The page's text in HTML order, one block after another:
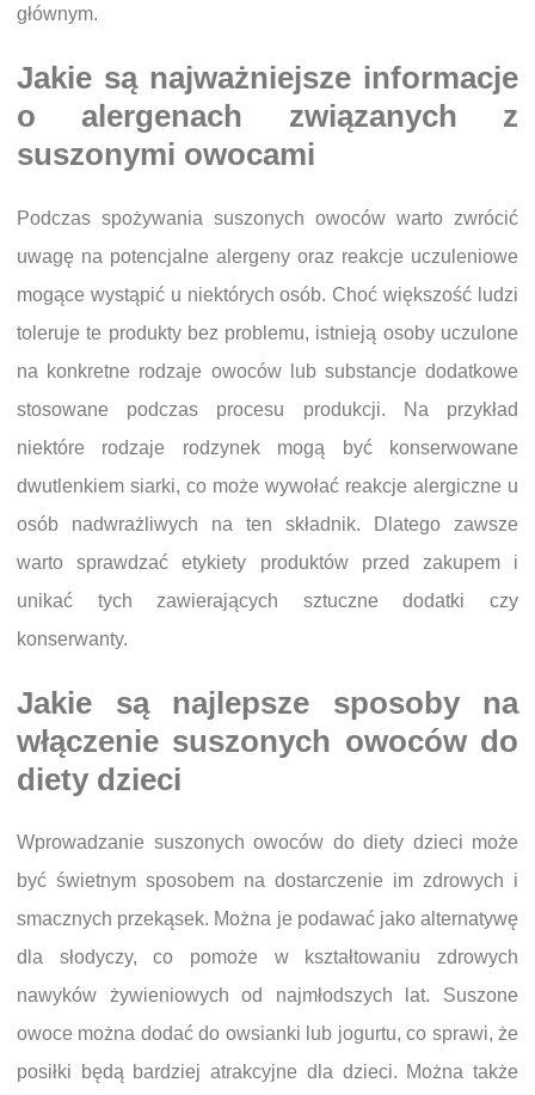
głównym.
Jakie są najważniejsze informacje
o alergenach związanych z
suszonymi owocami
Podczas spożywania suszonych owoców warto zwrócić
uwagę na potencjalne alergeny oraz reakcje uczuleniowe
mogące wystąpić u niektórych osób. Choć większość ludzi
toleruje te produkty bez problemu, istnieją osoby uczulone
na konkretne rodzaje owoców lub substancje dodatkowe
stosowane podczas procesu produkcji. Na przykład
niektóre rodzaje rodzynek mogą być konserwowane
dwutlenkiem siarki, co może wywołać reakcje alergiczne u
osób nadwrażliwych na ten składnik. Dlatego zawsze
warto sprawdzać etykiety produktów przed zakupem i
unikać tych zawierających sztuczne dodatki czy
konserwanty.
Jakie są najlepsze sposoby na
włączenie suszonych owoców do
diety dzieci
Wprowadzanie suszonych owoców do diety dzieci może
być świetnym sposobem na dostarczenie im zdrowych i
smacznych przekąsek. Można je podawać jako alternatywę
dla słodyczy, co pomoże w kształtowaniu zdrowych
nawyków żywieniowych od najmłodszych lat. Suszone
owoce można dodać do owsianki lub jogurtu, co sprawi, że
posiłki będą bardziej atrakcyjne dla dzieci. Można także